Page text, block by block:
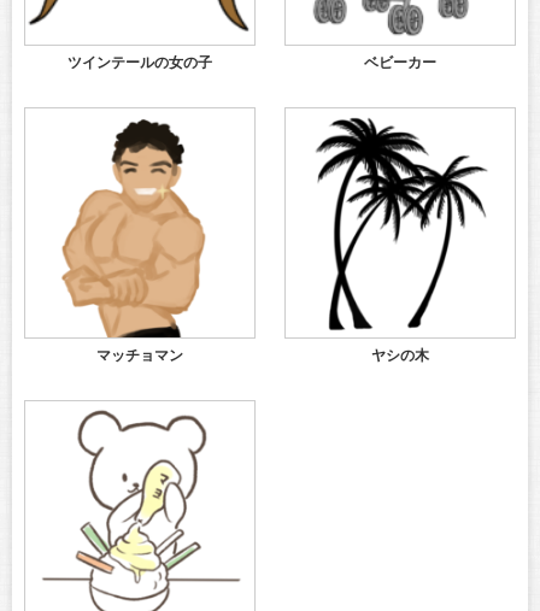
ツインテールの女の子 ベビーカー
マッチョマン ヤシの木